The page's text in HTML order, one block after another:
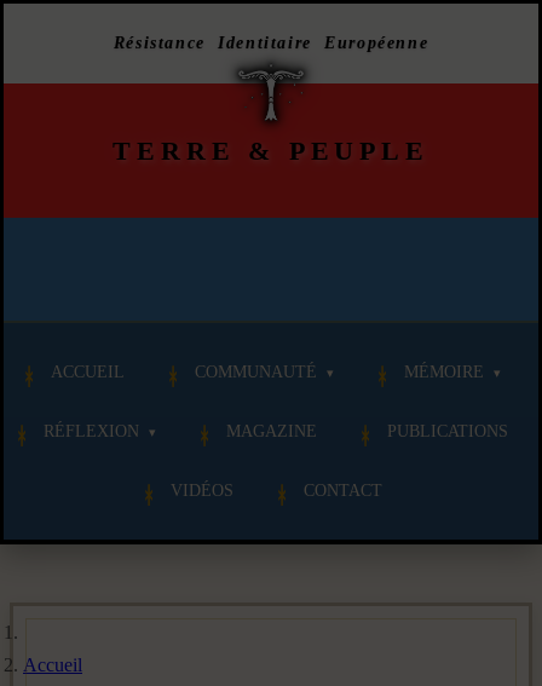
Résistance Identitaire Européenne
TERRE & PEUPLE
ACCUEIL COMMUNAUTÉ MÉMOIRE
RÉFLEXION MAGAZINE PUBLICATIONS
VIDÉOS CONTACT
Accueil